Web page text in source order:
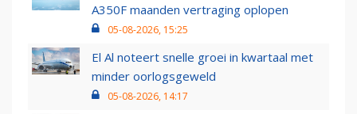
A350F maanden vertraging oplopen
05-08-2026, 15:25
El Al noteert snelle groei in kwartaal met
minder oorlogsgeweld
05-08-2026, 14:17